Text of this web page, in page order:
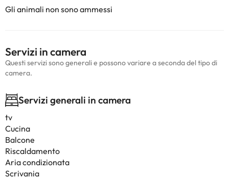
Gli animali non sono ammessi
Servizi in camera
Questi servizi sono generali e possono variare a seconda del tipo di
camera.
Servizi generali in camera
tv
Cucina
Balcone
Riscaldamento
Aria condizionata
Scrivania